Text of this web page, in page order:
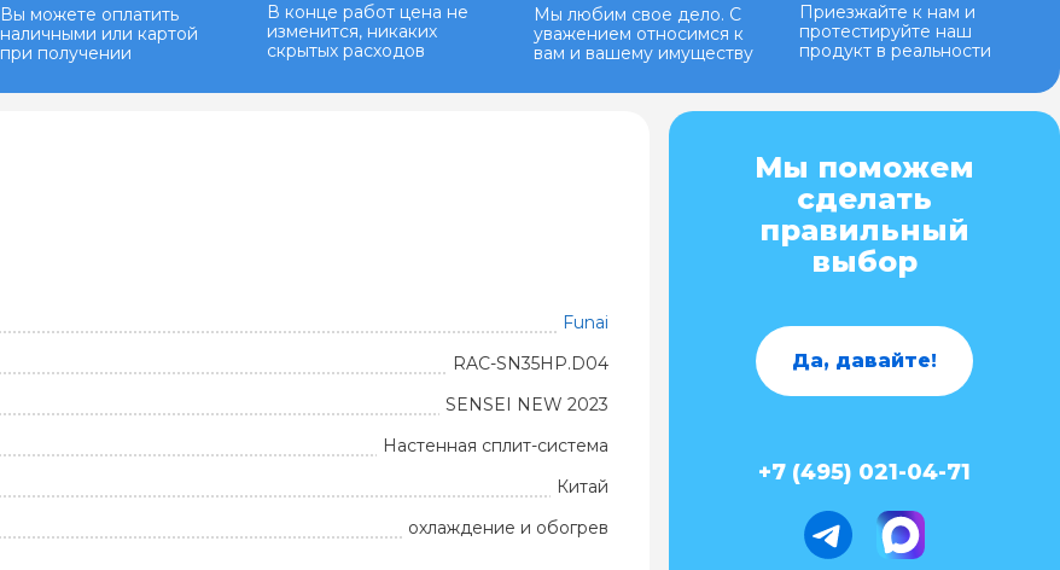
Вы можете оплатить
наличными или картой
при получении
В конце работ цена не
изменится, никаких
скрытых расходов
Мы любим свое дело. С
уважением относимся к
вам и вашему имуществу
Приезжайте к нам и
протестируйте наш
продукт в реальности
Funai
RAC-SN35HP.D04
SENSEI NEW 2023
Настенная сплит-система
Китай
охлаждение и обогрев
Мы поможем
сделать
правильный
выбор
Да, давайте!
+7 (495) 021-04-71